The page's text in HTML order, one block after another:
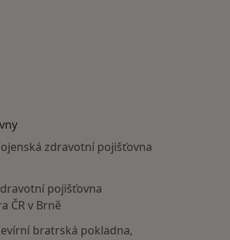
zdravotní pojišťovna
pojišťovna
ČR v Brně
bratrská pokladna,